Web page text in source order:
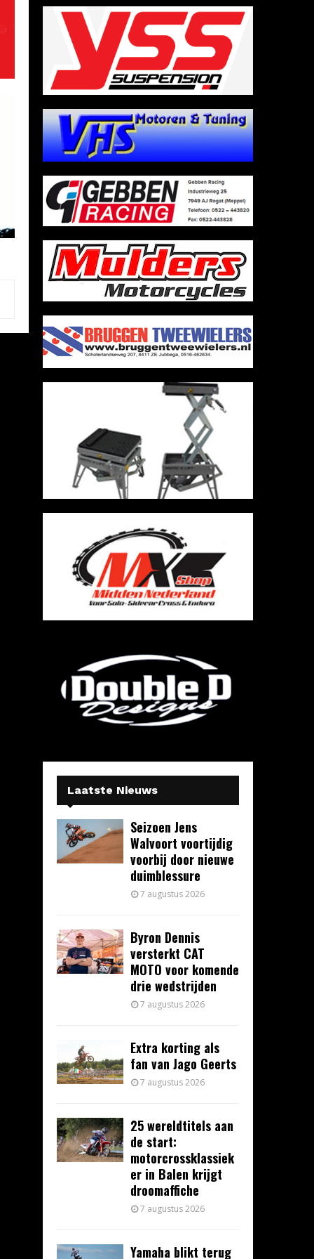
Laatste Nieuws
Seizoen Jens
Walvoort voortijdig
voorbij door nieuwe
duimblessure
7 augustus 2026
Byron Dennis
versterkt CAT
MOTO voor komende
drie wedstrijden
7 augustus 2026
Extra korting als
fan van Jago Geerts
7 augustus 2026
25 wereldtitels aan
de start:
motorcrossklassiek
er in Balen krijgt
droomaffiche
7 augustus 2026
Yamaha blikt terug